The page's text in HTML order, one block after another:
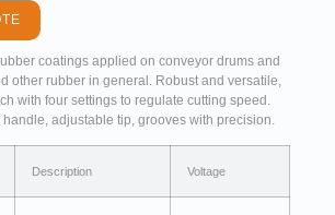
coatings applied on conveyor drums and
other rubber in general. Robust and versatile,
with four settings to regulate cutting speed.
adjustable tip, grooves with precision.
Description Voltage